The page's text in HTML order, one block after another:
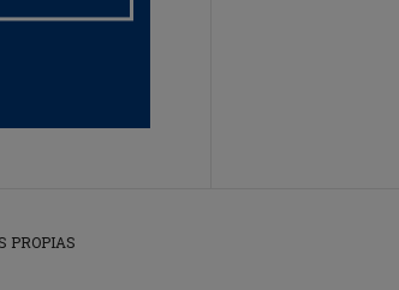
PROPIAS